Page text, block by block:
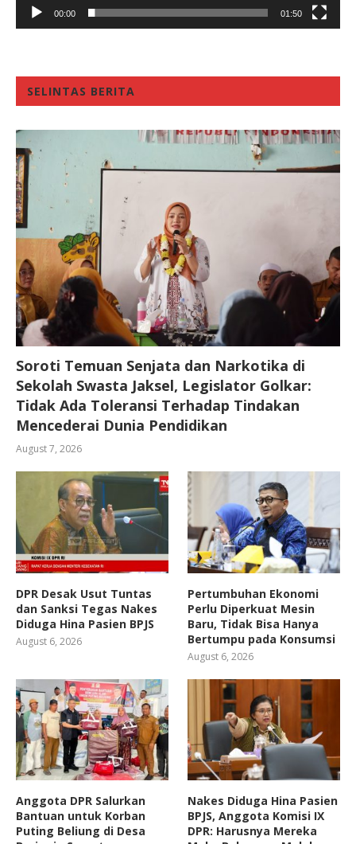
00:00 01:50
SELINTAS BERITA
Soroti Temuan Senjata dan Narkotika di
Sekolah Swasta Jaksel, Legislator Golkar:
Tidak Ada Toleransi Terhadap Tindakan
Mencederai Dunia Pendidikan
August 7, 2026
DPR Desak Usut Tuntas
dan Sanksi Tegas Nakes
Diduga Hina Pasien BPJS
August 6, 2026
Pertumbuhan Ekonomi
Perlu Diperkuat Mesin
Baru, Tidak Bisa Hanya
Bertumpu pada Konsumsi
August 6, 2026
Anggota DPR Salurkan
Bantuan untuk Korban
Puting Beliung di Desa
Nakes Diduga Hina Pasien
BPJS, Anggota Komisi IX
DPR: Harusnya Mereka